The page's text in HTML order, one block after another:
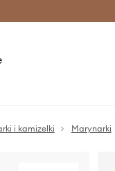
i kamizelki Marynarki